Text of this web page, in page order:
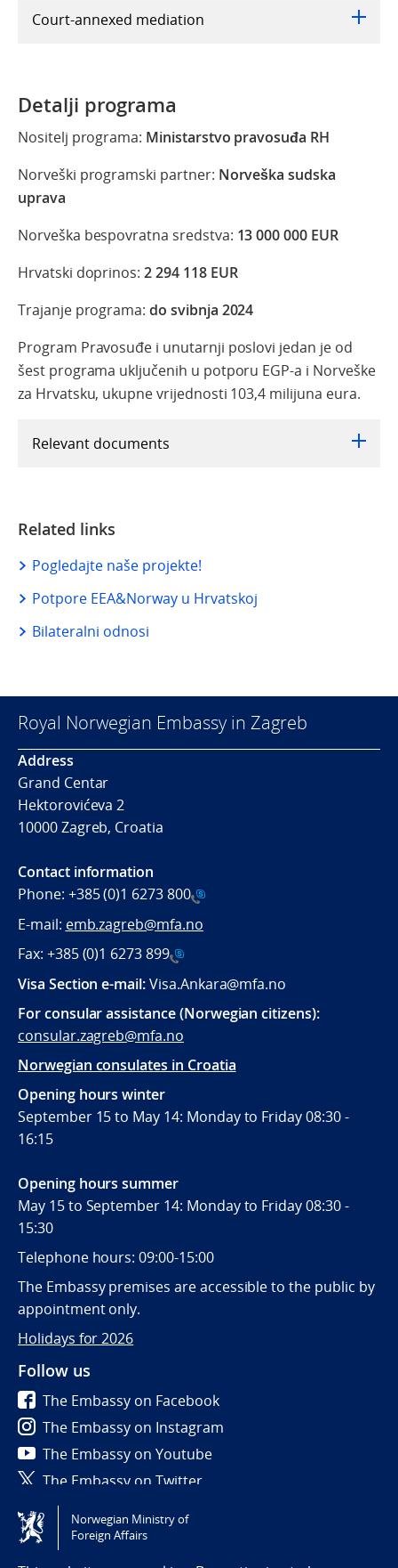
Court-annexed mediation
Detalji programa
Nositelj programa: Ministarstvo pravosuđa RH
Norveški programski partner: Norveška sudska
uprava
Norveška bespovratna sredstva: 13 000 000 EUR
Hrvatski doprinos: 2 294 118 EUR
Trajanje programa: do svibnja 2024
Program Pravosuđe i unutarnji poslovi jedan je od
šest programa uključenih u potporu EGP-a i Norveške
za Hrvatsku, ukupne vrijednosti 103,4 milijuna eura.
Relevant documents
Related links
Pogledajte naše projekte!
Potpore EEA&Norway u Hrvatskoj
Bilateralni odnosi
Royal Norwegian Embassy in Zagreb
Address
Grand Centar
Hektorovićeva 2
10000 Zagreb, Croatia
Contact information
Phone: +385 (0)1 6273 800
E-mail: emb.zagreb@mfa.no
Fax: +385 (0)1 6273 899
Visa Section e-mail:Visa.Ankara@mfa.no
For consular assistance (Norwegian citizens):
consular.zagreb@mfa.no
Norwegian consulates in Croatia
Opening hours winter
September 15 to May 14: Monday to Friday 08:30 -
16:15
Opening hours summer
May 15 to September 14: Monday to Friday 08:30 -
15:30
Telephone hours: 09:00-15:00
The Embassy premises are accessible to the public by
appointment only.
Holidays for 2026
Follow us
The Embassy on Facebook
The Embassy on Instagram
The Embassy on Youtube
The Embassy on Twitter
Tilgjengelighetserklæring / Accessibility statement
(NO)
Norwegian Ministry of
Foreign Affairs